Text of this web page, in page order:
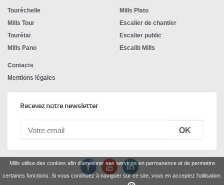
Touréchelle
Mills Tour
Tourétai
Mills Pano
Mills Plato
Escalier de chantier
Escalier public
Escalib Mills
Contacts
Mentions légales
Recevez notre newsletter
Mills utilise des cookies afin d'améliorer ses services en permanence et de permettre
certaines fonctions. Si vous continuez à naviguer sur ce site, vous en acceptez l'utilisation.